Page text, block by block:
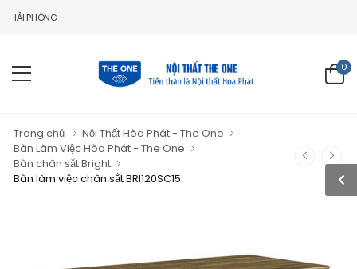
0
Trang chủ
Nội Thất Hòa Phát - The One
Bàn Làm Việc Hòa Phát - The One
Bàn chân sắt Bright
Bàn làm việc chân sắt BRI120SC15